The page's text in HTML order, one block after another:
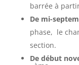
barrée à
De mi-
phase, le
section.
De début